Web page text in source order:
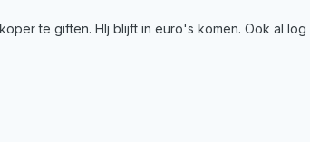
te giften. HIj blijft in euro's komen. Ook al